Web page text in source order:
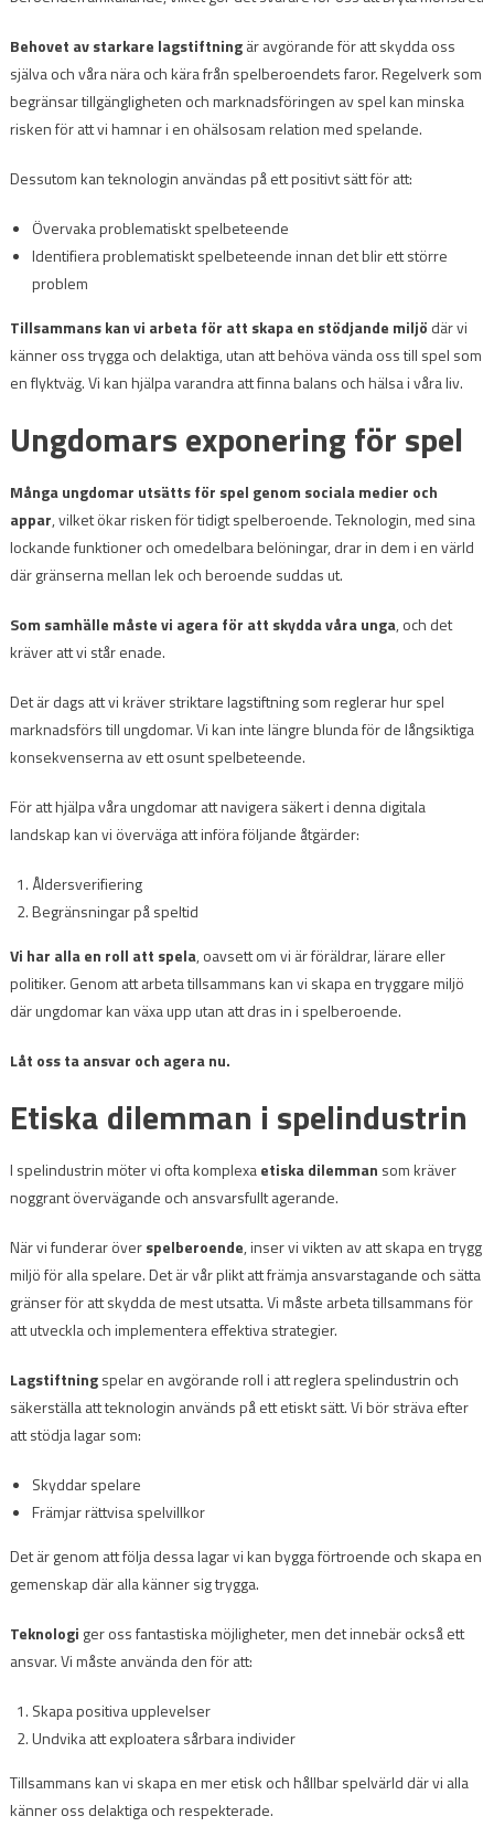
Behovet av starkare lagstiftningär avgörande för att skydda oss
själva och våra nära och kära från spelberoendets faror. Regelverk som
begränsar tillgängligheten och marknadsföringen av spel kan minska
risken för att vi hamnar i en ohälsosam relation med spelande.
Dessutom kan teknologin användas på ett positivt sätt för att:
Övervaka problematiskt spelbeteende
Identifiera problematiskt spelbeteende innan det blir ett större
problem
Tillsammans kan vi arbeta för att skapa en stödjande miljö där vi
känner oss trygga och delaktiga, utan att behöva vända oss till spel som
en flyktväg. Vi kan hjälpa varandra att finna balans och hälsa i våra liv.
Ungdomars exponering för spel
Många ungdomar utsätts för spel genom sociala medier och
appar, vilket ökar risken för tidigt spelberoende. Teknologin, med sina
lockande funktioner och omedelbara belöningar, drar in dem i en värld
där gränserna mellan lek och beroende suddas ut.
Som samhälle måste vi agera för att skydda våra unga, och det
kräver att vi står enade.
Det är dags att vi kräver striktare lagstiftning som reglerar hur spel
marknadsförs till ungdomar. Vi kan inte längre blunda för de långsiktiga
konsekvenserna av ett osunt spelbeteende.
För att hjälpa våra ungdomar att navigera säkert i denna digitala
landskap kan vi överväga att införa följande åtgärder:
Åldersverifiering
Begränsningar på speltid
Vi har alla en roll att spela, oavsett om vi är föräldrar, lärare eller
politiker. Genom att arbeta tillsammans kan vi skapa en tryggare miljö
där ungdomar kan växa upp utan att dras in i spelberoende.
Låt oss ta ansvar och agera nu.
Etiska dilemman i spelindustrin
I spelindustrin möter vi ofta komplexaetiska dilemman som kräver
noggrant övervägande och ansvarsfullt agerande.
När vi funderar överspelberoende, inser vi vikten av att skapa en trygg
miljö för alla spelare. Det är vår plikt att främja ansvarstagande och sätta
gränser för att skydda de mest utsatta. Vi måste arbeta tillsammans för
att utveckla och implementera effektiva strategier.
Lagstiftningspelar en avgörande roll i att reglera spelindustrin och
säkerställa att teknologin används på ett etiskt sätt. Vi bör sträva efter
att stödja lagar som:
Skyddar spelare
Främjar rättvisa spelvillkor
Det är genom att följa dessa lagar vi kan bygga förtroende och skapa en
gemenskap där alla känner sig trygga.
Teknologi ger oss fantastiska möjligheter, men det innebär också ett
ansvar. Vi måste använda den för att:
Skapa positiva upplevelser
Undvika att exploatera sårbara individer
Tillsammans kan vi skapa en mer etisk och hållbar spelvärld där vi alla
känner oss delaktiga och respekterade.